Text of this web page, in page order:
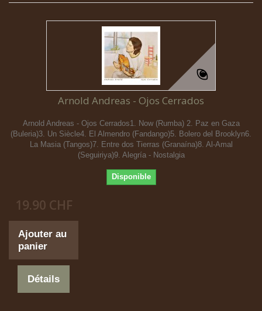
Arnold Andreas - Ojos Cerrados
Arnold Andreas - Ojos Cerrados1. Now (Rumba) 2. Paz en Gaza
(Buleria)3. Un Siècle4. El Almendro (Fandango)5. Bolero del Brooklyn6.
La Masia (Tangos)7. Entre dos Tierras (Granaína)8. Al-Amal
(Seguiriya)9. Alegría - Nostalgia
Disponible
19.90 CHF
Ajouter au
panier
Détails